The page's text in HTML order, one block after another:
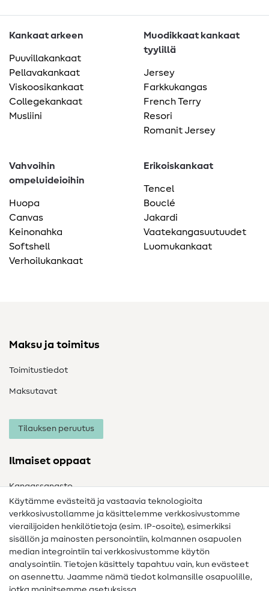
Kankaat arkeen
Puuvillakankaat
Pellavakankaat
Viskoosikankaat
Collegekankaat
Musliini
Muodikkaat kankaat
tyylillä
Jersey
Farkkukangas
French Terry
Resori
Romanit Jersey
Vahvoihin
ompeluideioihin
Huopa
Canvas
Keinonahka
Softshell
Verhoilukankaat
Erikoiskankaat
Tencel
Bouclé
Jakardi
Vaatekangasuutuudet
Luomukankaat
Maksu ja toimitus
Toimitustiedot
Maksutavat
Tilauksen peruutus
Ilmaiset oppaat
Kangassanasto
Ompelusanasto
Ompeluohjeet
Apua ja yhteystiedot
Yhteystiedot
Käytämme evästeitä ja vastaavia teknologioita
verkkosivustollamme ja käsittelemme verkkosivustomme
vierailijoiden henkilötietoja (esim. IP-osoite), esimerkiksi
sisällön ja mainosten personointiin, kolmannen osapuolen
median integrointiin tai verkkosivustomme käytön
analysointiin. Tietojen käsittely tapahtuu vain, kun evästeet
on asennettu. Jaamme nämä tiedot kolmansille osapuolille,